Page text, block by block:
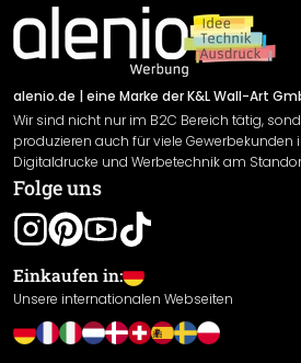
Newsletter An-/Abmeldung
Sendungsverfolgung
Impressum
Versand & Zahlung
Rücksendung
Widerrufsrecht
Datenschutzerklärung
Gewährleistung
Leistungserklärung / CE-Zeichen
Cookie Einstellungen
alenio.de | eine Marke der K&L Wall-Art
Wir sind nicht nur im B2C Bereich tätig,
produzieren auch für viele Gewerbekunden
Digitaldrucke und Werbetechnik am
Folge uns
Einkaufen in:
Unsere internationalen Webseiten